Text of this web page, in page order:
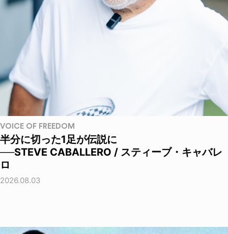
VOICE OF FREEDOM
半分に切った1足が伝説に
──STEVE CABALLERO / スティーブ・キャバレ
ロ
2026.08.03